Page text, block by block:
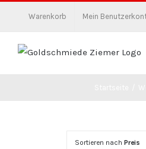
Warenkorb Mein
Sortieren nach Preis